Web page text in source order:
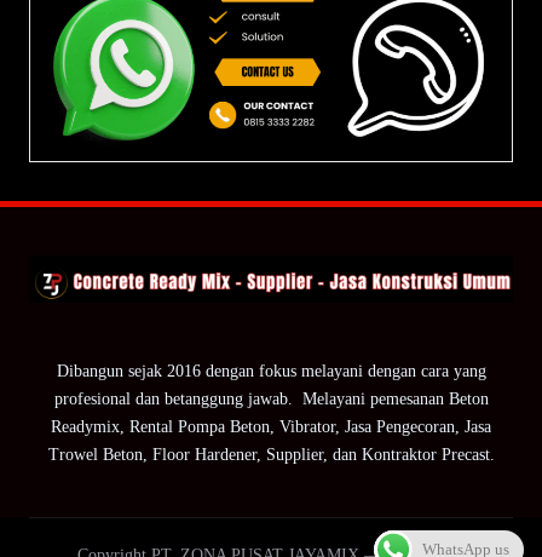
Dibangun sejak 2016 dengan fokus melayani dengan cara yang
profesional dan betanggung jawab. Melayani pemesanan Beton
Readymix, Rental Pompa Beton, Vibrator, Jasa Pengecoran, Jasa
Trowel Beton, Floor Hardener, Supplier, dan Kontraktor Precast.
WhatsApp us